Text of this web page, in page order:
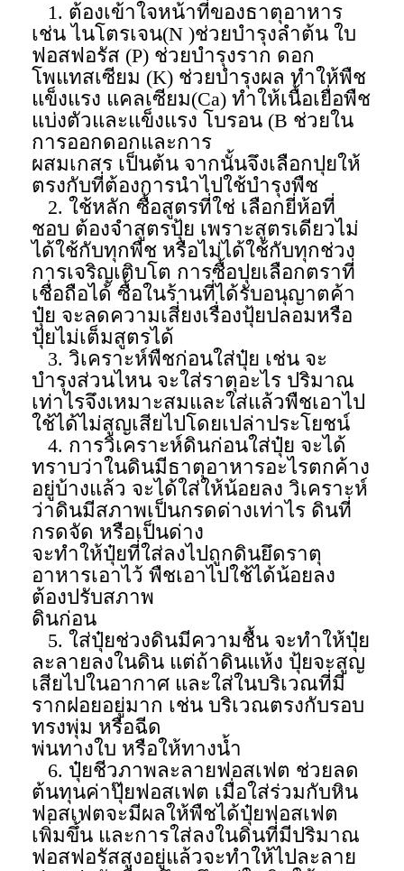
1. ต้องเข้าใจหน้าที่ของธาตุอาหาร
เช่น ไนโตรเจน(N )ช่วยบำรุงลำต้น ใบ
ฟอสฟอรัส (P) ช่วยบำรุงราก ดอก
โพแทสเซียม (K) ช่วยบำรุงผล ทำให้พืช
แข็งแรง แคลเซียม(Ca) ทำให้เนื้อเยื่อพืช
แบ่งตัวและแข็งแรง โบรอน (B ช่วยใน
การออกดอกและการ
ผสมเกสร เป็นต้น จากนั้นจึงเลือกปุยให้
ตรงกับที่ต้องการนำไปใช้บำรุงพืช
2. ใช้หลัก ซื้อสูตรที่ใช่ เลือกยี่ห้อที่
ชอบ ต้องจำสูตรปุ้ย เพราะสูตรเดียวไม่
ได้ใช้กับทุกพืช หรือไม่ได้ใช้กับทุกช่วง
การเจริญเติบโต การซื้อปุยเลือกตราที่
เชื่อถือได้ ซื้อในร้านที่ได้รับอนุญาตค้า
ปุ๋ย จะลดความเสี่ยงเรื่องปุ้ยปลอมหรือ
ปุ้ยไม่เต็มสูตรได้
3. วิเคราะห์พืชก่อนใส่ปุ๋ย เช่น จะ
บำรุงส่วนไหน จะใส่ราตุอะไร ปริมาณ
เท่าไรจึงเหมาะสมและใส่แล้วพืชเอาไป
ใช้ได้ไม่สูญเสียไปโดยเปล่าประโยชน์
4. การวิเคราะห์ดินก่อนใส่ปุ๋ย จะได้
ทราบว่าในดินมีธาตุอาหารอะไรตกค้าง
อยู่บ้างแล้ว จะได้ใส่ให้น้อยลง วิเคราะห์
ว่าดินมีสภาพเป็นกรดด่างเท่าไร ดินที่
กรดจัด หรือเป็นด่าง
จะทำให้ปุ๋ยที่ใส่ลงไปถูกดินยึดราตุ
อาหารเอาไว้ พืชเอาไปใช้ได้น้อยลง
ต้องปรับสภาพ
ดินก่อน
5. ใส่ปุ๋ยช่วงดินมีความชื้น จะทำให้ปุ๋ย
ละลายลงในดิน แต่ถ้าดินแห้ง ปุ้ยจะสูญ
เสียไปในอากาศ และใส่ในบริเวณที่มี
รากฝอยอยู่มาก เช่น บริเวณตรงกับรอบ
ทรงพุ่ม หรือฉีด
พ่นทางใบ หรือให้ทางน้ำ
6. ปุ๋ยชีวภาพละลายฟอสเฟต ช่วยลด
ต้นทุนค่าปุ๊ยฟอสเฟต เมื่อใส่ร่วมกับหิน
ฟอสเฟตจะมีผลให้พืชได้ปุ๋ยฟอสเฟต
เพิ่มขึ้น และการใส่ลงในดินที่มีปริมาณ
ฟอสฟอรัสสูงอยู่แล้วจะทำให้ไปละลาย